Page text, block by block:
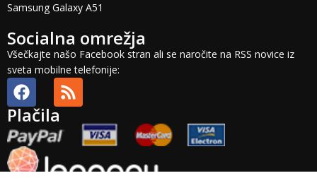
Samsung Galaxy A51
Socialna omrežja
Všečkajte našo Facebook stran ali se naročite na RSS novice iz
sveta mobilne telefonije:
Plačila